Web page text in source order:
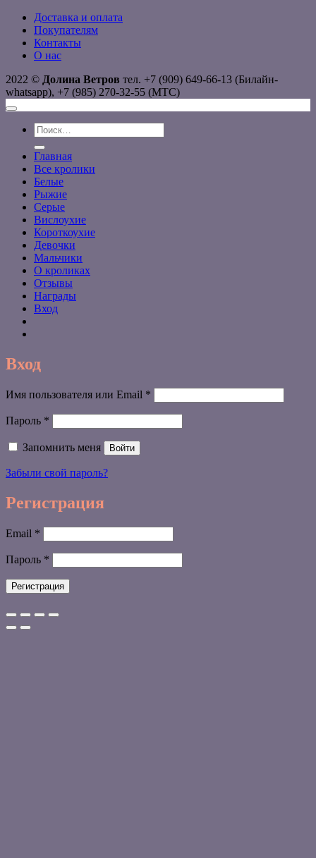
Доставка и оплата
Покупателям
Контакты
О нас
2022 © Долина Ветров тел. +7 (909) 649-66-13 (Билайн-
whatsapp), +7 (985) 270-32-55 (МТС)
Искать:
Главная
Все кролики
Белые
Рыжие
Серые
Вислоухие
Короткоухие
Девочки
Мальчики
О кроликах
Отзывы
Награды
Вход
Вход
Имя пользователя или Email *
Пароль *
Запомнить меня Войти
Забыли свой пароль?
Регистрация
Email *
Пароль *
Регистрация